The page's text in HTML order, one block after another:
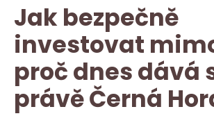
Jak bezpečně
investovat
proč dnes dává
právě Černá